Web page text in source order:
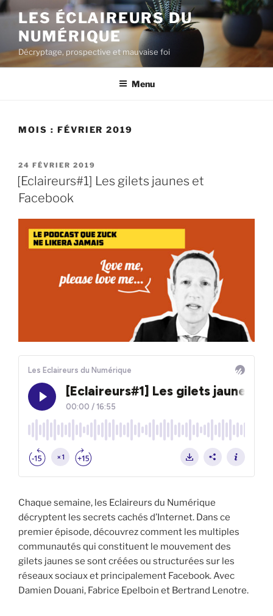
Aller
contenu
principal
LES ÉCLAIREURS DU
NUMÉRIQUE
Décryptage, prospective et mauvaise foi
Menu
MOIS : FÉVRIER 2019
PUBLIÉ
LE
24 FÉVRIER 2019
[Eclaireurs#1] Les gilets jaunes et
Facebook
Chaque semaine, les Eclaireurs du Numérique
décryptent les secrets cachés d’Internet. Dans ce
premier épisode, découvrez comment les multiples
communautés qui constituent le mouvement des
gilets jaunes se sont créées ou structurées sur les
réseaux sociaux et principalement Facebook. Avec
Damien Douani, Fabrice Epelboin et Bertrand Lenotre.